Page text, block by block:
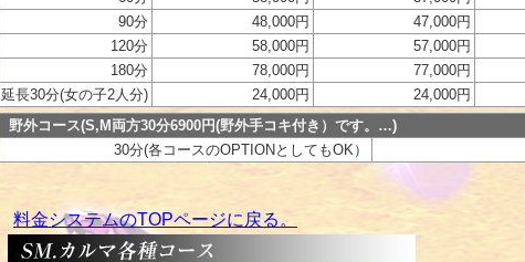
90分
48,000円 47,000円
120分
58,000円 57,000円
180分
78,000円 77,000円
延長30分(女の子2人分)
24,000円 24,000円
野外コース(S,M両方30分6900円(野外手コキ付き）です。…)
30分(各コースのOPTIONとしてもOK）
料金システムのTOPページに戻る。